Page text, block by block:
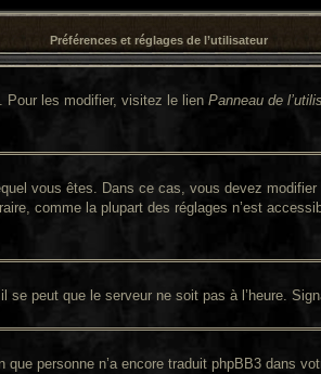
Préférences et réglages de l’utilisateur
Pour les modifier, visitez le lien Panneau de
vous êtes. Dans ce cas, vous devez
comme la plupart des réglages n’est
peut que le serveur ne soit pas à l’heure.
personne n’a encore traduit phpBB3 dans